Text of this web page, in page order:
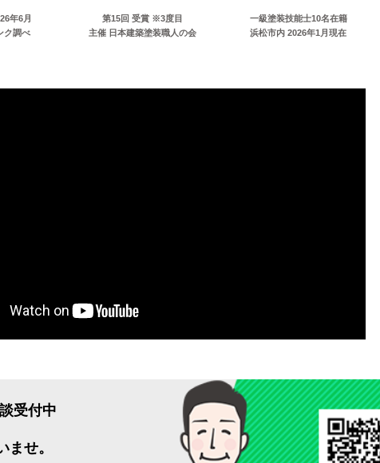
年6月
ク調べ
第15回 受賞 ※3度目
主催 日本建築塗装職人の会
一級塗装技能士10名在籍
浜松市内 2026年1月現在
受付中
せ。